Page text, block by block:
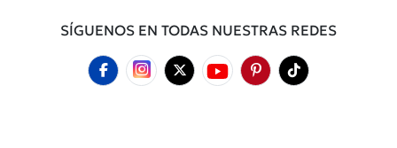
SÍGUENOS EN TODAS NUESTRAS REDES